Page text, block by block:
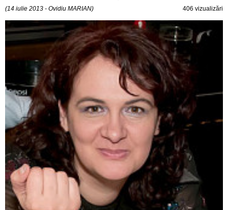
(14 iulie 2013 - Ovidiu MARIAN) 406 vizualizări